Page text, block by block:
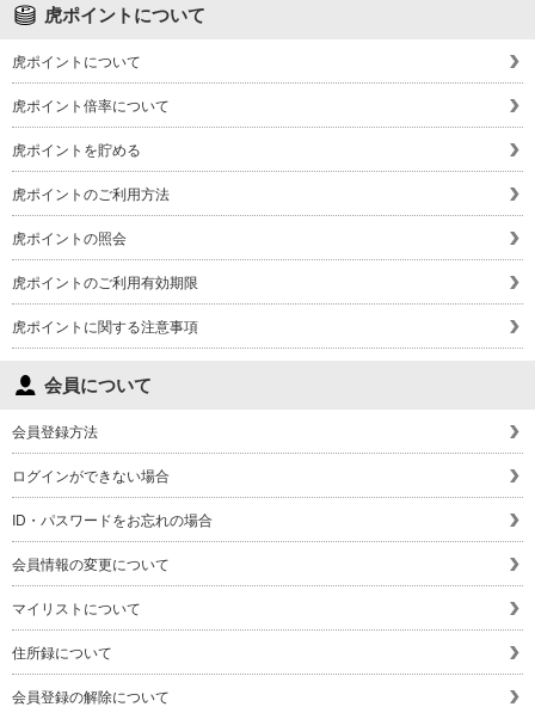
虎ポイントについて
虎ポイントについて
虎ポイント倍率について
虎ポイントを貯める
虎ポイントのご利用方法
虎ポイントの照会
虎ポイントのご利用有効期限
虎ポイントに関する注意事項
会員について
会員登録方法
ログインができない場合
ID・パスワードをお忘れの場合
会員情報の変更について
マイリストについて
住所録について
会員登録の解除について